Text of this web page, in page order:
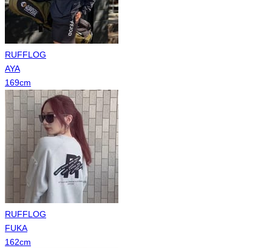
RUFFLOG
AYA
169cm
RUFFLOG
FUKA
162cm